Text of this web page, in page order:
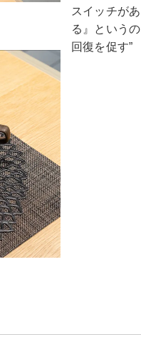
スイッチが
る』という
回復を促す”